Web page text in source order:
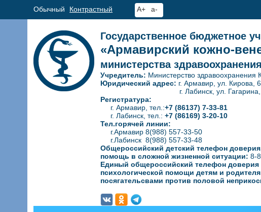
Обычный Контрастный A+ a-
Государственное бюджетное
«Армавирский кожно-
министерства
Учредитель: Министерство здравоохранения
Юридический адрес: г. Армавир, ул. Кирова,
г. Лабинск, ул. Гагарина,
Регистратура:
г. Армавир, тел.:+7 (86137) 7-33-81
г. Лабинск, тел.:+7 (86169) 3-20-10
Тел.горячей линии:
г.Армавир 8(988) 557-33-50
г.Лабинск 8(988) 557-33-48
Общероссийский детский телефон
помощь в сложной жизненной ситуации:8-
Единый общероссийский телефон доверия
психологической помощи детям и
посягательсвами против половой